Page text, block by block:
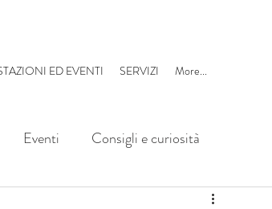
ED EVENTI SERVIZI More...
Eventi Consigli e curiosità